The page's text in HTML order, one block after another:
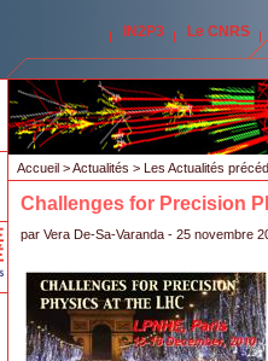
IN2P3 Le CNRS
Accueil >Actualités > Les Actualités
Challenges for Precision
par Vera De-Sa-Varanda - 25 novembre